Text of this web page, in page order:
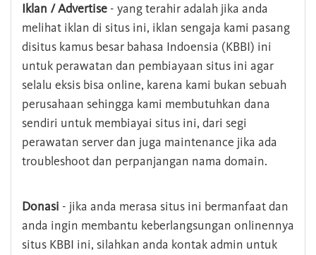
Iklan / Advertise - yang terahir adalah jika anda
melihat iklan di situs ini, iklan sengaja kami pasang
disitus kamus besar bahasa Indoensia (KBBI) ini
untuk perawatan dan pembiayaan situs ini agar
selalu eksis bisa online, karena kami bukan sebuah
perusahaan sehingga kami membutuhkan dana
sendiri untuk membiayai situs ini, dari segi
perawatan server dan juga maintenance jika ada
troubleshoot dan perpanjangan nama domain.
Donasi - jika anda merasa situs ini bermanfaat dan
anda ingin membantu keberlangsungan onlinennya
situs KBBI ini, silahkan anda kontak admin untuk